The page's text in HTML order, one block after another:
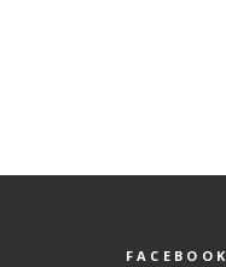
FACEBOOK